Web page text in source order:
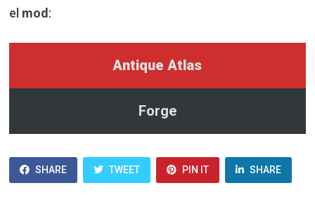
el mod :
Antique Atlas
Forge
SHARE TWEET PIN IT SHARE